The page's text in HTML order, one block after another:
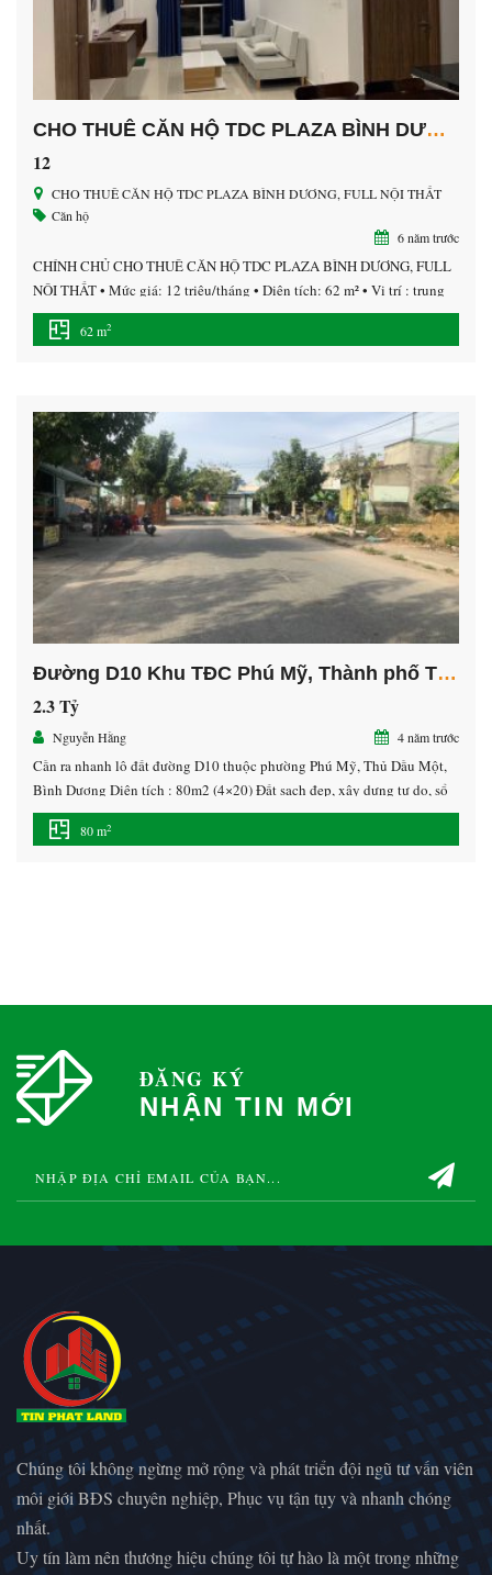
CHO THUÊ CĂN HỘ TDC PLAZA BÌNH DƯƠNG, FULL NỘI THẤT
12
CHO THUÊ CĂN HỘ TDC PLAZA BÌNH DƯƠNG, FULL NỘI THẤT
Căn hộ
6 năm trước
CHÍNH CHỦ CHO THUÊ CĂN HỘ TDC PLAZA BÌNH DƯƠNG, FULL
NỘI THẤT • Mức giá: 12 triệu/tháng • Diện tích: 62 m² • Vị trí : trung
tâm thành phố mới bình dương. Thông tin mô tả – Chính chủ cho thuê
căn hộ tầng 6 ( đầy đủ nội thất ) có 1 […]
62 m2
Đường D10 Khu TĐC Phú Mỹ, Thành phố Thủ Dầu Một, Bình Dương
2.3 Tỷ
Nguyễn Hằng 4 năm trước
Cần ra nhanh lô đất đường D10 thuộc phường Phú Mỹ, Thủ Dầu Một,
Bình Dương Diện tích : 80m2 (4×20) Đất sạch đẹp, xây dựng tự do, sổ
đỏ trao tay Cơ hội tốt để đầu tư
80 m2
ĐĂNG KÝ
NHẬN TIN MỚI
Chúng tôi không ngừng mở rộng và phát triển đội ngũ tư vấn viên
môi giới BĐS chuyên nghiệp, Phục vụ tận tụy và nhanh chóng
nhất.
Uy tín làm nên thương hiệu chúng tôi tự hào là một trong những